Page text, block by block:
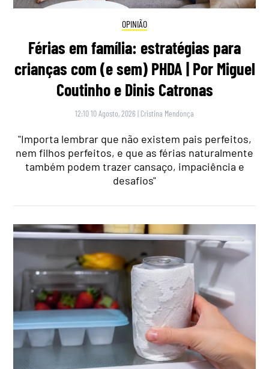
OPINIÃO
Férias em família: estratégias para
crianças com (e sem) PHDA | Por Miguel
Coutinho e Dinis Catronas
12:10 10 Agosto, 2026 | Cristina Mendonça
"Importa lembrar que não existem pais perfeitos,
nem filhos perfeitos, e que as férias naturalmente
também podem trazer cansaço, impaciência e
desafios"